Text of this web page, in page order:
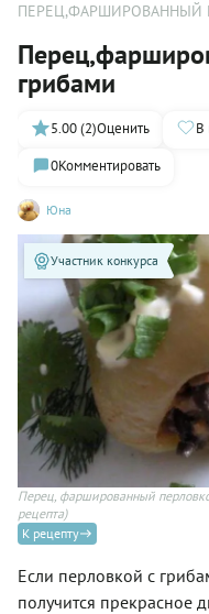
ПЕРЕЦ,ФАРШИРОВАННЫЙ
грибами
Юна
5.00 (2)Оценить В
0Комментировать
Участник конкурса
Перец, фаршированный
рецепта)
К рецепту
Если перловкой с
получится прекрасное